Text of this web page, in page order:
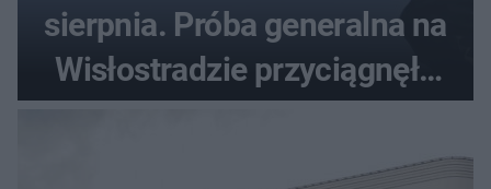
sierpnia. Próba generalna na
Wisłostradzie przyciągnęła
tłumy